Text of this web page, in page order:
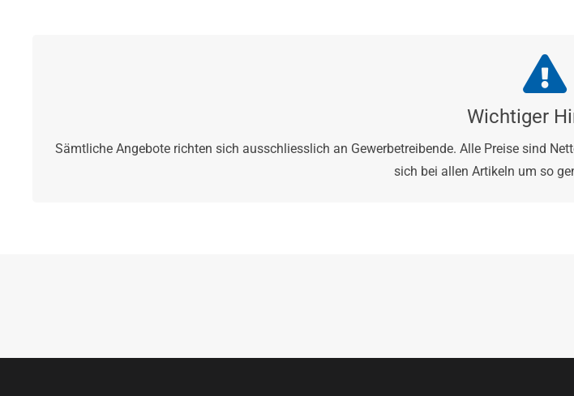
Wichtiger
Sämtliche Angebote richten sich ausschliesslich an Gewerbetreibende. Alle Preise sind
sich bei allen Artikeln um so